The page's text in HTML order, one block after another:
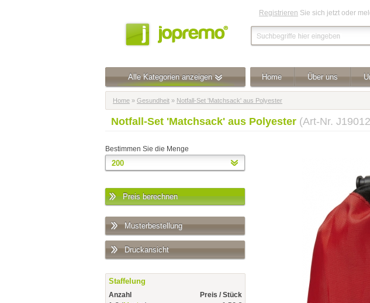
Registrieren Sie sich jetzt oder
Alle Kategorien anzeigen Home Über uns
Home » Gesundheit » Notfall-Set 'Matchsack' aus Polyester
Notfall-Set 'Matchsack' aus Polyester (Art-Nr.
Bestimmen Sie die Menge
Preis berechnen
Musterbestellung
Druckansicht
Staffelung
Anzahl
Preis / Stück